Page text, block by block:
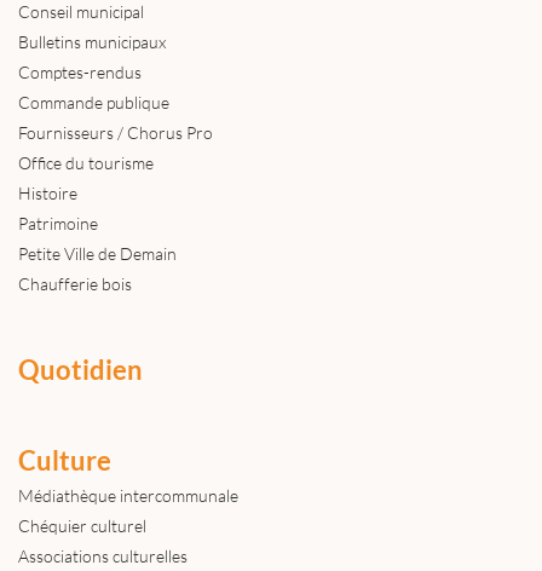
Conseil municipal
Bulletins municipaux
Comptes-rendus
Commande publique
Fournisseurs / Chorus Pro
Office du tourisme
Histoire
Patrimoine
Petite Ville de Demain
Chaufferie bois
Quotidien
Culture
Médiathèque intercommunale
Chéquier culturel
Associations culturelles